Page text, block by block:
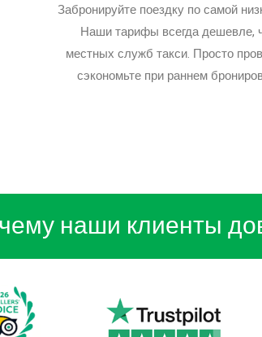
Забронируйте поездку по самой
Наши тарифы всегда дешевле,
местных служб такси. Просто
сэкономьте при раннем
наши клиенты